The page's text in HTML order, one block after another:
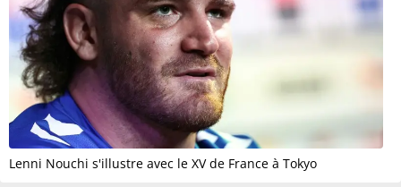
Lenni Nouchi s'illustre avec le XV de France à Tokyo